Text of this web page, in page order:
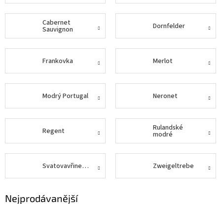
Vývrtky
Akční
a
víno
Prodej
Cabernet
Sauvignon Dornfelder
Frankovka Merlot
Modrý Portugal Neronet
Regent Rulandské
modré
Svatovavřinecké Zweigeltrebe
Nejprodávanější